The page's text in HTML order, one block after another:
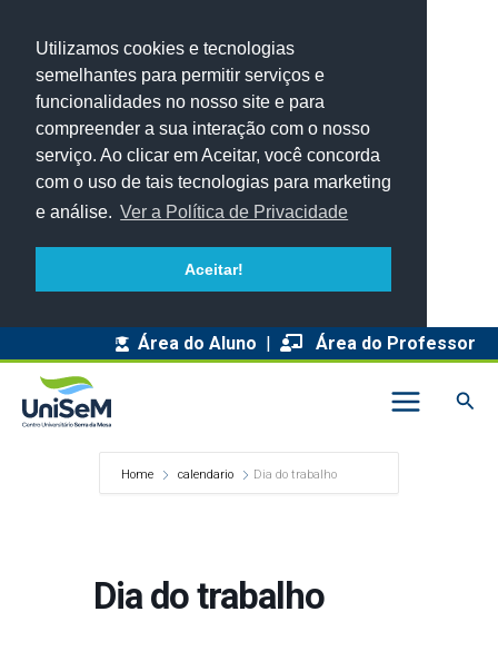
Utilizamos cookies e tecnologias
semelhantes para permitir serviços e
funcionalidades no nosso site e para
compreender a sua interação com o nosso
serviço. Ao clicar em Aceitar, você concorda
com o uso de tais tecnologias para marketing
e análise. Ver a Política de Privacidade
Aceitar!
Área do Aluno | Área do Professor
Home calendario Dia do trabalho
Dia do trabalho